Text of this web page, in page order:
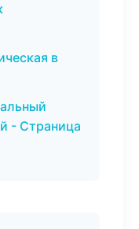
в
- Страница